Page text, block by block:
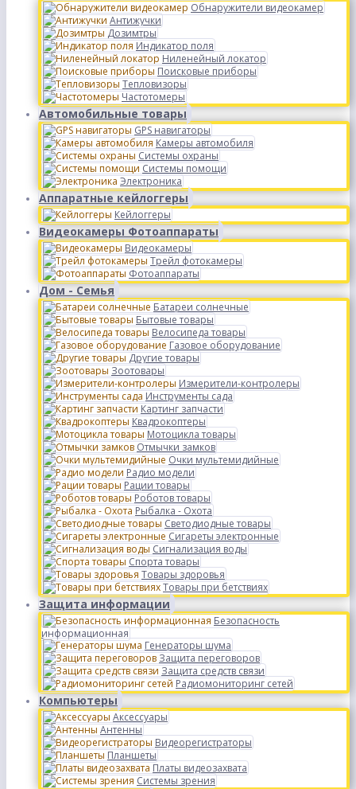
Обнаружители видеокамер
Антижучки
Дозимтры
Индикатор поля
Ниленейный локатор
Поисковые приборы
Тепловизоры
Частотомеры
Автомобильные товары
GPS навигаторы
Камеры автомобиля
Системы охраны
Системы помощи
Электроника
Аппаратные кейлоггеры
Кейлоггеры
Видеокамеры Фотоаппараты
Видеокамеры
Трейл фотокамеры
Фотоаппараты
Дом - Семья
Батареи солнечные
Бытовые товары
Велосипеда товары
Газовое оборудование
Другие товары
Зоотовары
Измерители-контролеры
Инструменты сада
Картинг запчасти
Квадрокоптеры
Мотоцикла товары
Отмычки замков
Очки мультемидийные
Радио модели
Рации товары
Роботов товары
Рыбалка - Охота
Светодиодные товары
Сигареты электронные
Сигнализация воды
Спорта товары
Товары здоровья
Товары при бетствиях
Защита информации
Безопасность
информационная
Генераторы шума
Защита переговоров
Защита средств связи
Радиомониторинг сетей
Компьютеры
Аксессуары
Антенны
Видеорегистраторы
Планшеты
Платы видеозахвата
Системы зрения